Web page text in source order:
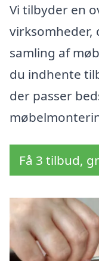
Vi tilbyder en
virksomheder,
samling af
du indhente
der passer
Få 3 tilbud,